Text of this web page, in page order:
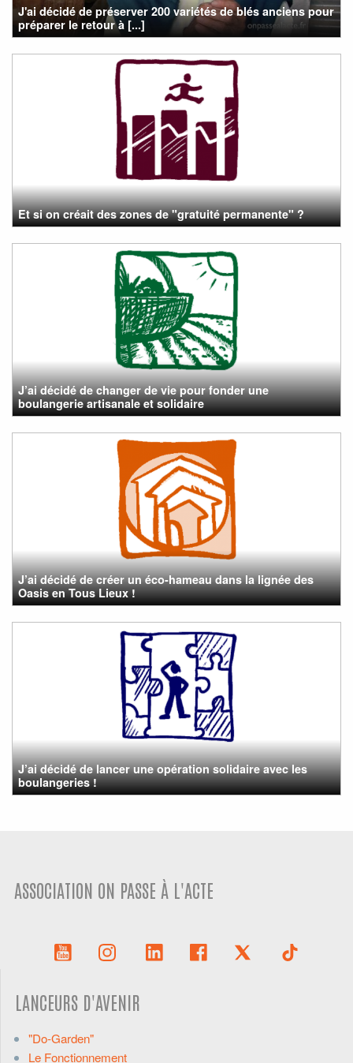
J'ai décidé de préserver 200 variétés de blés anciens pour
préparer le retour à [...]
Et si on créait des zones de "gratuité permanente" ?
J’ai décidé de changer de vie pour fonder une
boulangerie artisanale et solidaire
J’ai décidé de créer un éco-hameau dans la lignée des
Oasis en Tous Lieux !
J’ai décidé de lancer une opération solidaire avec les
boulangeries !
ASSOCIATION ON PASSE À L'ACTE
LANCEURS D'AVENIR
"Do-Garden"
Le Fonctionnement